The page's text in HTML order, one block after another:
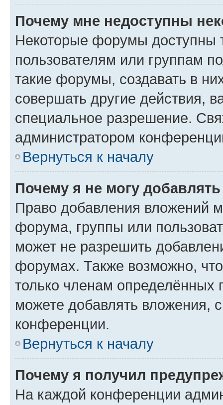
Почему мне недоступны
Некоторые форумы доступны
пользователям или группам
такие форумы, создавать в
совершать другие действия,
специальное разрешение.
администратором
Вернуться к началу
Почему я не могу
Право добавления вложений
форума, группы или
может не разрешить
форумах. Также возможно,
только членам определённых
можете добавлять вложения,
конференции.
Вернуться к началу
Почему я получил
На каждой конференции